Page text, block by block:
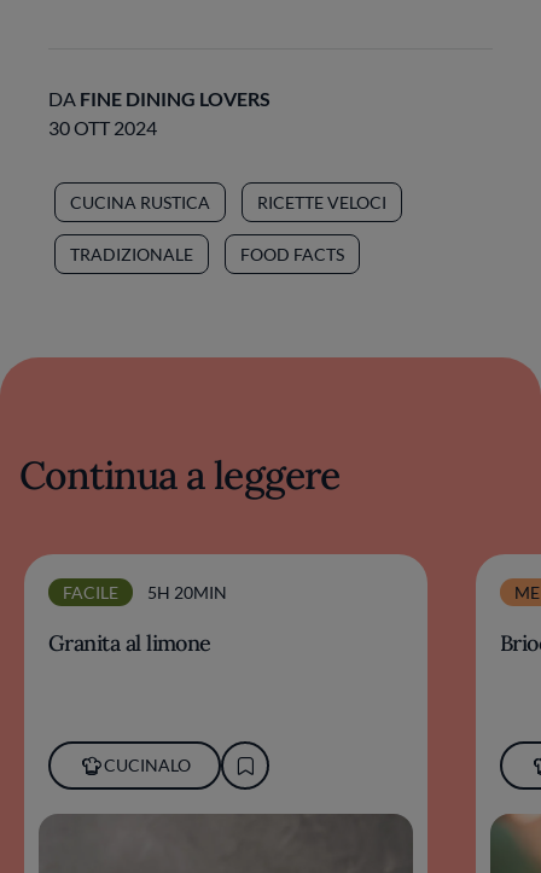
DA FINE DINING LOVERS
30 OTT 2024
CUCINA RUSTICA RICETTE VELOCI
TRADIZIONALE FOOD FACTS
Continua a leggere
FACILE 5H 20MIN
Granita al limone
CUCINALO